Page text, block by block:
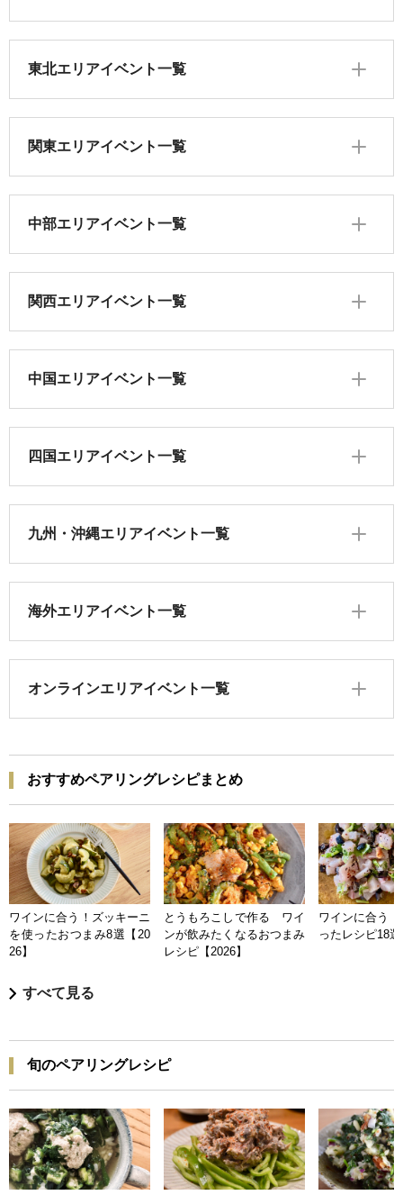
東北エリアイベント一覧
関東エリアイベント一覧
中部エリアイベント一覧
関西エリアイベント一覧
中国エリアイベント一覧
四国エリアイベント一覧
九州・沖縄エリアイベント一覧
海外エリアイベント一覧
オンラインエリアイベント一覧
おすすめペアリングレシピまとめ
ワインに合う！ズッキーニ
を使ったおつまみ8選【20
26】
とうもろこしで作る ワイ
ンが飲みたくなるおつまみ
レシピ【2026】
ワインに合う
ったレシピ18
すべて見る
旬のペアリングレシピ